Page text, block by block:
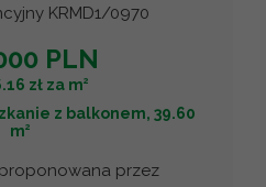
KRMD1/0970
PLN
zł za m2
z balkonem, 39.60
m2
przez